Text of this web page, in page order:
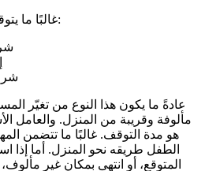
غالبًا ما يتوقف المراهقون للقيام بما يلي:
عادةً ما يكون هذا النوع من تغيّر
مألوفة وقريبة من المنزل. والعامل
هو مدة التوقف. غالبًا ما تتضمن
الطفل طريقه نحو المنزل. أما إذا
المتوقع، أو انتهى بمكان غير